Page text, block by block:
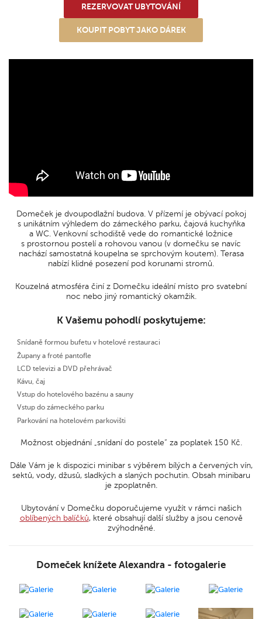
REZERVOVAT UBYTOVÁNÍ
KOUPIT POBYT JAKO DÁREK
Domeček je dvoupodlažní budova. V přízemí je obývací pokoj
s unikátním výhledem do zámeckého parku, čajová kuchyňka
a WC. Venkovní schodiště vede do romantické ložnice
s prostornou postelí a rohovou vanou (v domečku se navíc
nachází samostatná koupelna se sprchovým koutem). Terasa
nabízí klidné posezení pod korunami stromů.
Kouzelná atmosféra činí z Domečku ideální místo pro svatební
noc nebo jiný romantický okamžik.
K Vašemu pohodlí poskytujeme:
Snídaně formou bufetu v hotelové restauraci
Župany a froté pantofle
LCD televizi a DVD přehrávač
Kávu, čaj
Vstup do hotelového bazénu a sauny
Vstup do zámeckého parku
Parkování na hotelovém parkovišti
Možnost objednání „snídaní do postele“ za poplatek 150 Kč.
Dále Vám je k dispozici minibar s výběrem bílých a červených vín,
sektů, vody, džusů, sladkých a slaných pochutin. Obsah minibaru
je zpoplatněn.
Ubytování v Domečku doporučujeme využít v rámci našich
oblíbených balíčků, které obsahují další služby a jsou cenově
zvýhodněné.
Domeček knížete Alexandra - fotogalerie